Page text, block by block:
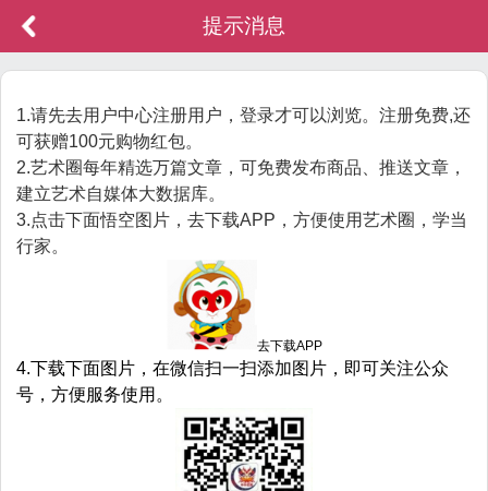
提示消息
1.请先去用户中心注册用户，登录才可以浏览。注册免费,还
可获赠100元购物红包。
2.艺术圈每年精选万篇文章，可免费发布商品、推送文章，
建立艺术自媒体大数据库。
3.点击下面悟空图片，去下载APP，方便使用艺术圈，学当
行家。
去下载APP
4.下载下面图片，在微信扫一扫添加图片，即可关注公众
号，方便服务使用。